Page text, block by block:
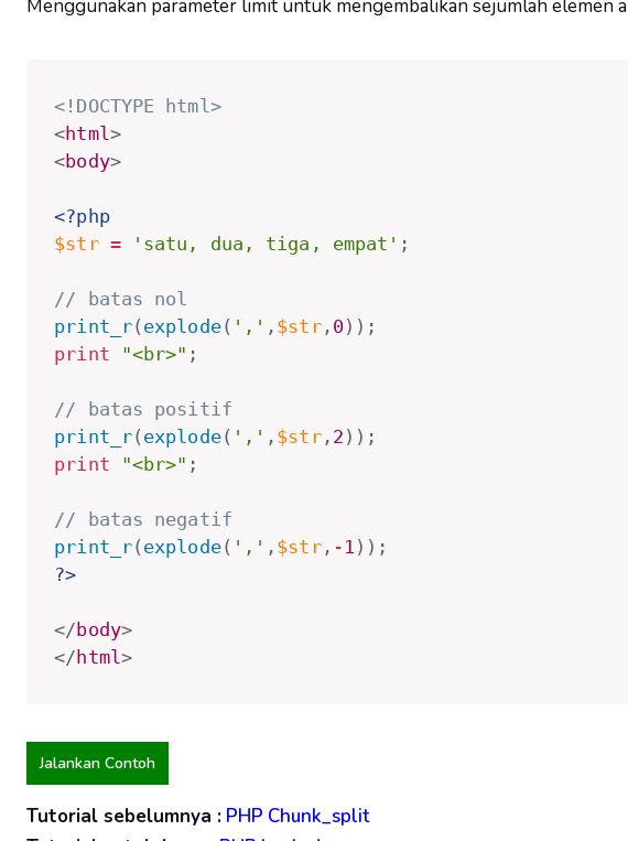
Menggunakan parameter limit untuk mengembalikan sejumlah elemen
<!DOCTYPE html>
<html >
<body>
<?php
$str = 'satu, dua, tiga, empat' ;
// batas nol
print_r( explode( ',' , $str, 0) ) ;
print
"<br>" ;
// batas positif
print_r( explode( ',' , $str, 2 ) ) ;
print
"<br>" ;
// batas negatif
print_r( explode( ',' , $str, - 1 ) ) ;
?>
</body>
</html >
Jalankan Contoh
Tutorial sebelumnya : PHP Chunk_split